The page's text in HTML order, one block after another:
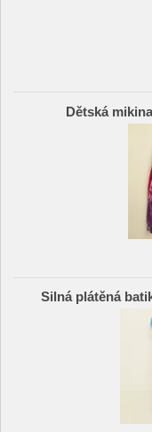
Dětská
Silná plátěná